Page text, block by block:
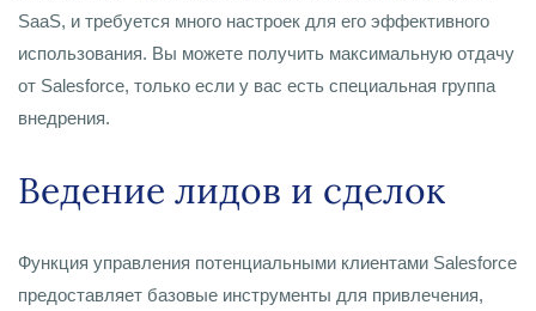
SaaS, и требуется много настроек для его эффективного
использования. Вы можете получить максимальную отдачу
от Salesforce, только если у вас есть специальная группа
внедрения.
Ведение лидов и сделок
Функция управления потенциальными клиентами Salesforce
предоставляет базовые инструменты для привлечения,